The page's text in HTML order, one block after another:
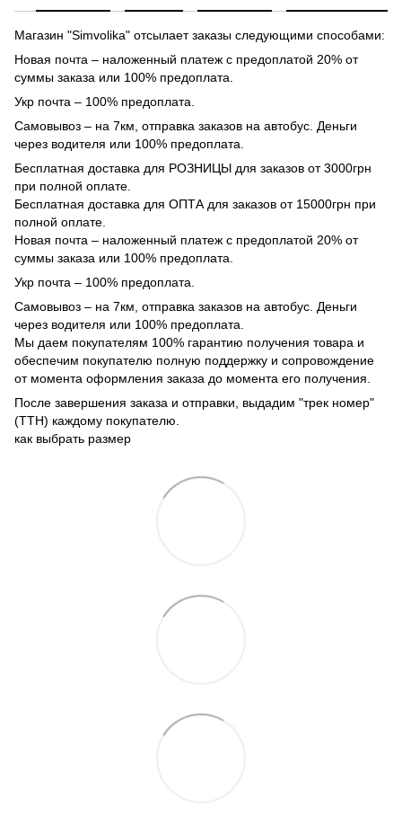
Магазин "Simvolika" отсылает заказы следующими способами:
Новая почта – наложенный платеж с предоплатой 20% от
суммы заказа или 100% предоплата.
Укр почта – 100% предоплата.
Самовывоз – на 7км, отправка заказов на автобус. Деньги
через водителя или 100% предоплата.
Бесплатная доставка для РОЗНИЦЫ для заказов от 3000грн
при полной оплате.
Бесплатная доставка для ОПТА для заказов от 15000грн при
полной оплате.
Новая почта – наложенный платеж с предоплатой 20% от
суммы заказа или 100% предоплата.
Укр почта – 100% предоплата.
Самовывоз – на 7км, отправка заказов на автобус. Деньги
через водителя или 100% предоплата.
Мы даем покупателям 100% гарантию получения товара и
обеспечим покупателю полную поддержку и сопровождение
от момента оформления заказа до момента его получения.
После завершения заказа и отправки, выдадим "трек номер"
(ТТН) каждому покупателю.
как выбрать размер